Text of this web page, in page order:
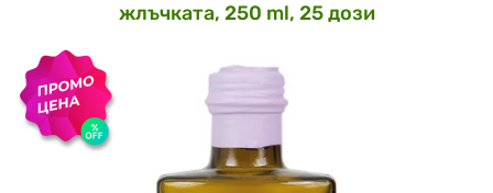
жлъчката, 250 ml, 25 дози